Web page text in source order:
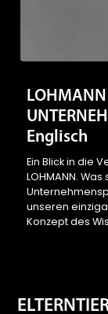
Englisch
Ein Blick in die
unseren
Konzept des